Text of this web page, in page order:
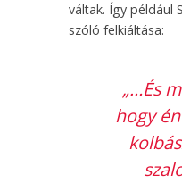
váltak. Így például
szóló felkiáltása:
„…És
hogy